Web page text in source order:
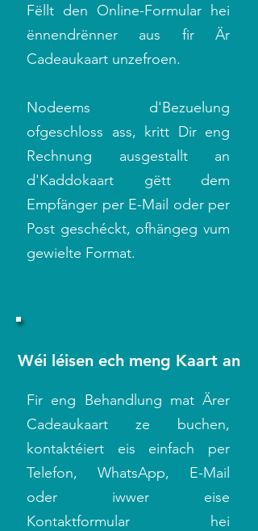
Fëllt den Online-Formular hei
ënnendrënner aus fir Är
Cadeaukaart unzefroen.
Nodeems d'Bezuelung
ofgeschloss ass, kritt Dir eng
Rechnung ausgestallt an
d'Kaddokaart gëtt dem
Empfänger per E-Mail oder per
Post geschéckt, ofhängeg vum
gewielte Format.
Wéi léisen ech meng Kaart an
Fir eng Behandlung mat Ärer
Cadeaukaart ze buchen,
kontaktéiert eis einfach per
Telefon, WhatsApp, E-Mail
oder iwwer eise
Kontaktformular hei